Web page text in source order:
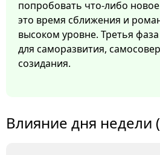
попробовать что-либо
это время сближения и
высоком уровне. Третья
для саморазвития,
созидания.
Влияние дня недели